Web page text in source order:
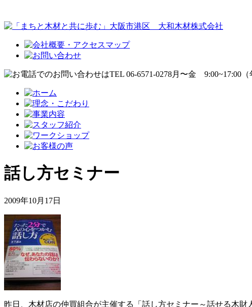
話し方セミナー
2009年10月17日
昨日、木材店の仲買組合が主催する「話し方セミナー～話せる木